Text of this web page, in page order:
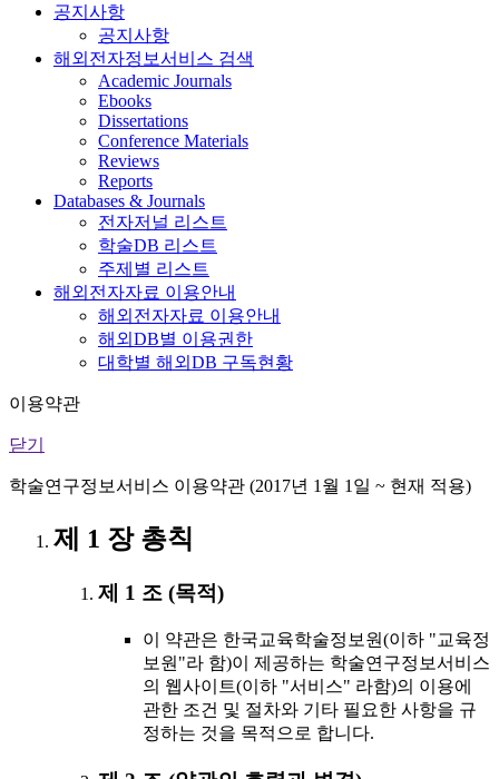
공지사항
공지사항
해외전자정보서비스 검색
Academic Journals
Ebooks
Dissertations
Conference Materials
Reviews
Reports
Databases & Journals
전자저널 리스트
학술DB 리스트
주제별 리스트
해외전자자료 이용안내
해외전자자료 이용안내
해외DB별 이용권한
대학별 해외DB 구독현황
이용약관
닫기
학술연구정보서비스 이용약관 (2017년 1월 1일 ~ 현재 적용)
제 1 장 총칙
제 1 조 (목적)
이 약관은 한국교육학술정보원(이하 "교육정
보원"라 함)이 제공하는 학술연구정보서비스
의 웹사이트(이하 "서비스" 라함)의 이용에
관한 조건 및 절차와 기타 필요한 사항을 규
정하는 것을 목적으로 합니다.